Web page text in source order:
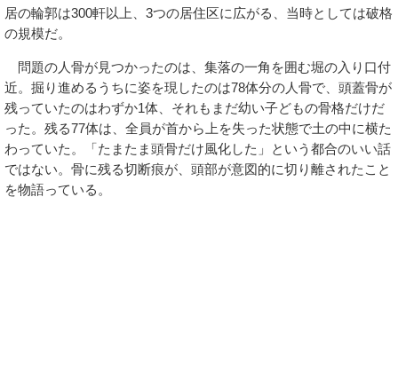
居の輪郭は300軒以上、3つの居住区に広がる、当時としては破格
の規模だ。
問題の人骨が見つかったのは、集落の一角を囲む堀の入り口付
近。掘り進めるうちに姿を現したのは78体分の人骨で、頭蓋骨が
残っていたのはわずか1体、それもまだ幼い子どもの骨格だけだ
った。残る77体は、全員が首から上を失った状態で土の中に横た
わっていた。「たまたま頭骨だけ風化した」という都合のいい話
ではない。骨に残る切断痕が、頭部が意図的に切り離されたこと
を物語っている。